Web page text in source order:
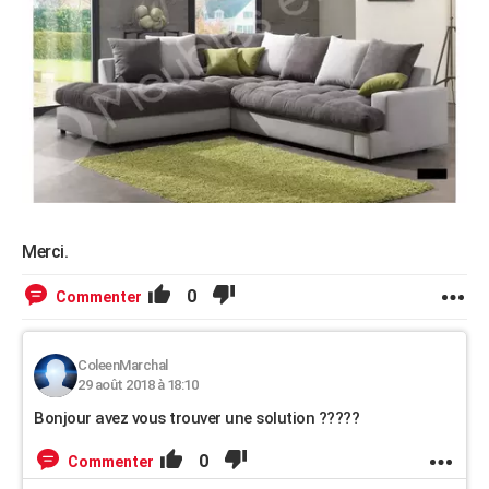
Merci.
Commenter 0
ColeenMarchal
29 août 2018 à 18:10
Bonjour avez vous trouver une solution ?????
Commenter 0